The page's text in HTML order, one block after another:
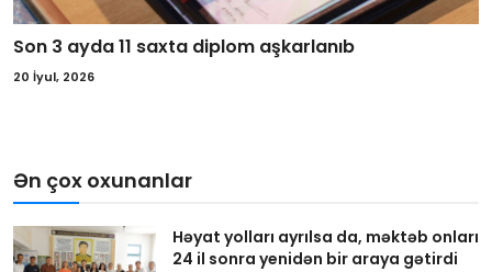
Son 3 ayda 11 saxta diplom aşkarlanıb
20 İyul, 2026
Ən çox oxunanlar
Həyat yolları ayrılsa da, məktəb onları
24 il sonra yenidən bir araya gətirdi